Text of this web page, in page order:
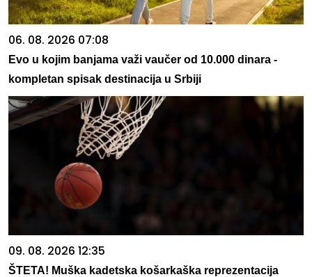
06. 08. 2026 07:08
Evo u kojim banjama važi vaučer od 10.000 dinara -
kompletan spisak destinacija u Srbiji
09. 08. 2026 12:35
ŠTETA! Muška kadetska košarkaška reprezentacija